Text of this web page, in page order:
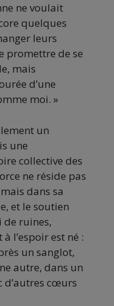
ne voulait
quelques
leurs
promettre de se
mais
d’une
moi. »
un
une
collective des
ne réside pas
dans sa
et le soutien
de ruines,
l’espoir est né :
un sanglot,
autre, dans un
cœurs